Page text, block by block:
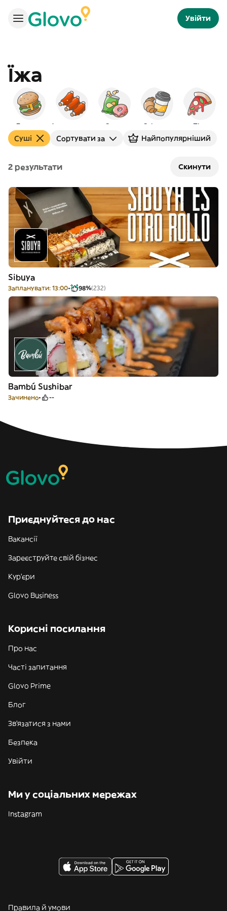
Увійти
Їжа
Бургери Снеки Сніданок Піца
Суші Сортувати за Найпопулярніший
2 результати Скинути
Sibuya
Запланувати: 13:00 98%(232)
Bambú Sushibar
Зачинено --
Приєднуйтеся до нас
Вакансії
Зареєструйте свій бізнес
Кур'єри
Glovo Business
Корисні посилання
Про нас
Часті запитання
Glovo Prime
Блог
Зв'язатися з нами
Безпека
Увійти
Ми у соціальних мережах
Instagram
Правила й умови